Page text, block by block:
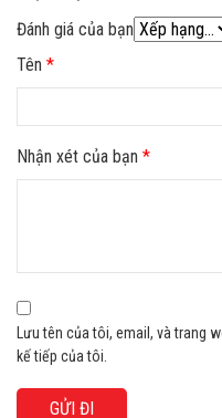
Công nghệ
nghệ này đem lại hiệu
vẫn đảm bảo vận hành
thực phẩm tuyệt vời cho
Đánh giá của bạn
Nhận xét của bạn *
Tên *
Lưu tên của tôi, email, và trang
kế tiếp của tôi.